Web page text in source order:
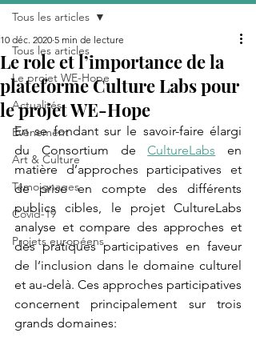
Tous les articles
Le projet WE-Hope
Actualités
Événement
Art & Culture
Témoignages
Covid-19
Projets européens
Tous les articles
Le role et l’importance de la
plateforme Culture Labs pour
le projet WE-Hope
10 déc. 2020 5 min de lecture
En se fondant sur le savoir-faire élargi
du Consortium de CultureLabs en
matière d’approches participatives et
de prise en compte des différents
publics cibles, le projet CultureLabs
analyse et compare des approches et
des pratiques participatives en faveur
de l’inclusion dans le domaine culturel
et au-delà. Ces approches participatives
concernent principalement sur trois
grands domaines: